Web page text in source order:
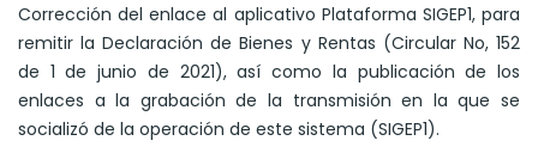
Corrección del enlace al aplicativo Plataforma SIGEP1, para
remitir la Declaración de Bienes y Rentas (Circular No, 152
de 1 de junio de 2021), así como la publicación de los
enlaces a la grabación de la transmisión en la que se
socializó de la operación de este sistema (SIGEP1).